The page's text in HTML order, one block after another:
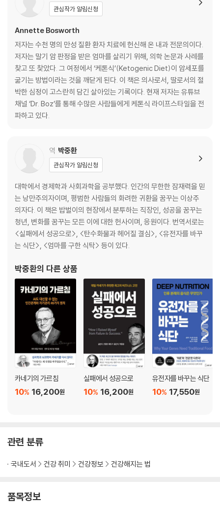
8장. 당신의 연료 선택이 중요하다 ···53
9장. 케톤, 내 몸이 선택한 최고의 에너지 ···58
[편집자 코멘트] 도대체 ‘암’(cancer)이란 무엇인가 ···63
3부. 식단 혁명 2~6주 차
10장. 아빠가 고혈압약을 끊다 ···71
11장. 케톤식에 대한 편견 그리고 오류 ···73
12장. 의사가 발견한 케톤의 기적 ···79
[편집자 코멘트] 케톤식과 암 대사 연구 사례 ···97
13장. 암세포가 줄어들다 ···103
14장. 과일은 좋은 친구가 아니다 ···105
15장. 100년 전, 당뇨병 치료법의 화려한 귀환 ···110
[편집자 코멘트] 케톤식을 개척한 선구자 ···116
5부. 우리는 승리했지만...
16장. 당신이 유혹에 무너질 때 ···123
18장. 케톤은 어떻게 측정할까? ···135
[편집자 코멘트] 어떤 지방(기름)으로 요리해야 할까? ···141
6부. 케톤 여행을 시작하자!
19장. 케톤, 엄마의 소원을 이루게 하다 ···147
20장. 케톤 전환 5단계 로드맵 ···151
[편집자 코멘트] 식물성 기름, 침묵의 살인자 ···165
21장. 케톤 단식, 대장 천공을 멈추다 ···171
25장. 자가치유, 간헐적 단식의 힘 ···210
26장. 비만 수술은 위험한 도박이다 ···214
관심작가 알림신청
Annette Bosworth
저자는 수천 명의 만성 질환 환자 치료에 헌신해 온 내과 전문의이다.
저자는 말기 암 판정을 받은 엄마를 살리기 위해, 의학 논문과 사례를
찾고 또 찾았다. 그 여정에서 ‘케톤식’(Ketogenic Diet)이 암세포를
굶기는 방법이라는 것을 깨닫게 된다. 이 책은 의사로서, 딸로서의 절
박한 심정이 고스란히 담긴 살아있는 기록이다. 현재 저자는 유튜브
채널 ‘Dr. Boz’를 통해 수많은 사람들에게 케톤식 라이프스타일을 전
파하고 있다.
역 박중환
관심작가 알림신청
대학에서 경제학과 사회과학을 공부했다. 인간의 무한한 잠재력을 믿
는 낭만주의자이며, 평범한 사람들의 화려한 귀환을 꿈꾸는 이상주
의자다. 이 책은 밥벌이의 현장에서 분투하는 직장인, 성공을 꿈꾸는
청년, 변화를 꿈꾸는 모든 이에 대한 헌사이며, 응원이다. 번역서로는
<실패에서 성공으로>, <탄수화물과 헤어질 결심>, <유전자를 바꾸
는 식단>, <엄마를 구한 식탁> 등이 있다.
박중환의 다른 상품
카네기의 가르침
16,200원
10%
실패에서 성공으로
16,200원
10%
유전자를 바꾸는 식단
17,550원
10%
관련 분류
국내도서 건강 취미 건강정보 건강해지는 법
품목정보